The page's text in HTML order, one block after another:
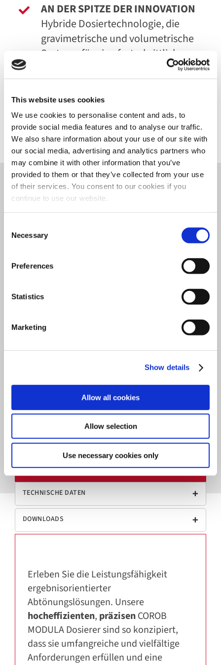
This website uses cookies
We use cookies to personalise content and ads, to
provide social media features and to analyse our traffic.
We also share information about your use of our site with
our social media, advertising and analytics partners who
may combine it with other information that you’ve
provided to them or that they’ve collected from your use
of their services. You consent to our cookies if you
continue to use our website.
Selection
Necessary
Preferences
Statistics
Marketing
Show details
Allow all cookies
Allow selection
Use necessary cookies only
AN DER SPITZE DER INNOVATION
Hybride Dosiertechnologie, die
gravimetrische und volumetrische
Systeme für eine fortschrittliche
Abtönungsleistung kombiniert
Erschließen Sie Ihr
automatischen Farbdosierern.
MODULA so zugeschnitten
werden, dass es Ihren exakten
Raumbedarf und
Produktivitätsanforderungen
erfüllt.
MERKMALE
TECHNISCHE DATEN
DOWNLOADS
Erleben Sie die Leistungsfähigkeit
ergebnisorientierter
Abtönungslösungen. Unsere
hocheffizienten, präzisenCOROB
MODULA Dosierer sind so konzipiert,
dass sie umfangreiche und vielfältige
Anforderungen erfüllen und eine